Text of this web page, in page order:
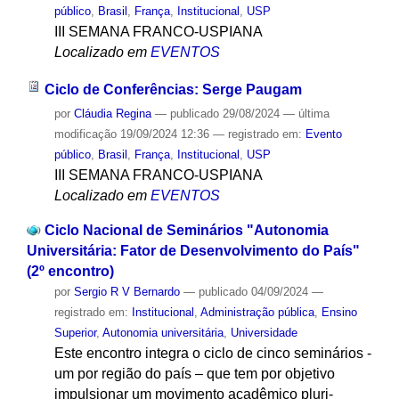
público, Brasil França, Institucional USP
III SEMANA FRANCO-USPIANA
Localizado em EVENTOS
Ciclo de Conferências: Serge Paugam
por Cláudia Regina — publicado29/08/2024 — última
modificação19/09/2024 12:36 — registrado em: Evento
público, Brasil , França, Institucional , USP
III SEMANA FRANCO-USPIANA
Localizado em EVENTOS
Ciclo Nacional de Seminários "Autonomia
Universitária: Fator de Desenvolvimento do País"
(2º encontro)
por Sergio R V Bernardo — publicado04/09/2024 —
registrado em: Institucional , Administração pública, Ensino
Superior, Autonomia universitária, Universidade
Este encontro integra o ciclo de cinco seminários -
um por região do país – que tem por objetivo
impulsionar um movimento acadêmico pluri-